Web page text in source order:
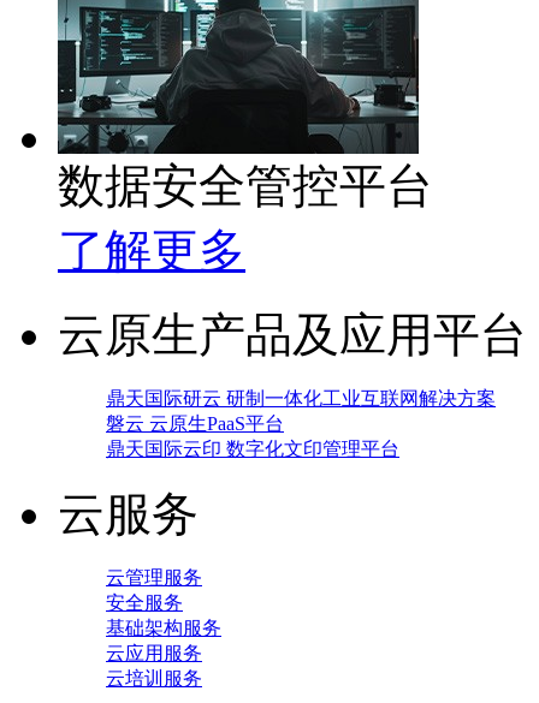
数据安全管控平台
了解更多
云原生产品及应用平台
鼎天国际研云 研制一体化工业互联网解决方案
磐云 云原生PaaS平台
鼎天国际云印 数字化文印管理平台
云服务
云管理服务
安全服务
基础架构服务
云应用服务
云培训服务